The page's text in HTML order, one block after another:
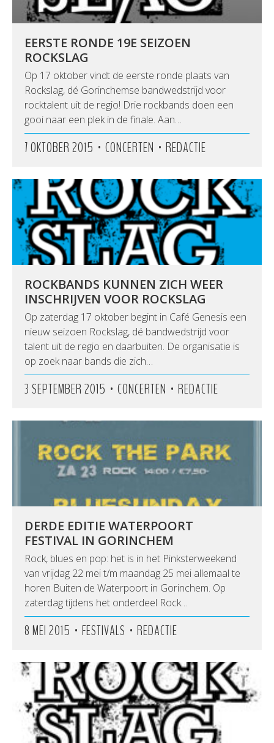
EERSTE RONDE 19E SEIZOEN
ROCKSLAG
Op 17 oktober vindt de eerste ronde plaats van
Rockslag, dé Gorinchemse bandwedstrijd voor
rocktalent uit de regio! Drie rockbands doen een
gooi naar een plek in de finale. Aan…
7 OKTOBER 2015 • CONCERTEN • REDACTIE
ROCKBANDS KUNNEN ZICH WEER
INSCHRIJVEN VOOR ROCKSLAG
Op zaterdag 17 oktober begint in Café Genesis een
nieuw seizoen Rockslag, dé bandwedstrijd voor
talent uit de regio en daarbuiten. De organisatie is
op zoek naar bands die zich…
3 SEPTEMBER 2015 • CONCERTEN • REDACTIE
DERDE EDITIE WATERPOORT
FESTIVAL IN GORINCHEM
Rock, blues en pop: het is in het Pinksterweekend
van vrijdag 22 mei t/m maandag 25 mei allemaal te
horen Buiten de Waterpoort in Gorinchem. Op
zaterdag tijdens het onderdeel Rock…
8 MEI 2015 • FESTIVALS • REDACTIE